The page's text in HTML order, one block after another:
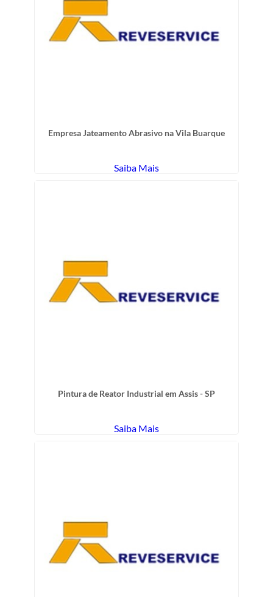
Empresa Jateamento Abrasivo na Vila Buarque
Saiba Mais
Pintura de Reator Industrial em Assis - SP
Saiba Mais